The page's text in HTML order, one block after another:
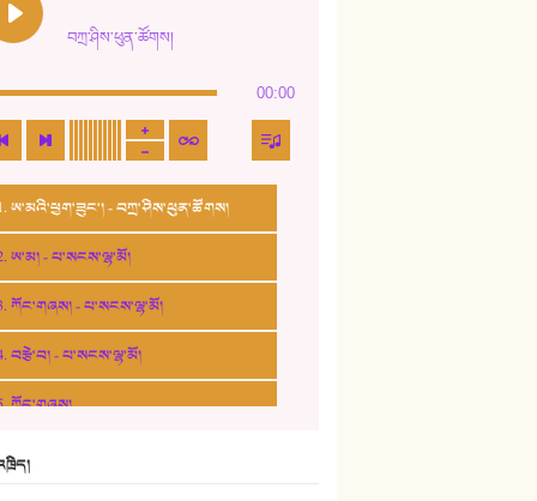
བཀྲ་ཤིས་ཕུན་ཚོགས།
00:00
ཨ་མའི་ཕྱག་ཟུང་། - བཀྲ་ཤིས་ཕུན་ཚོགས།
ཨ་མ། - པ་སངས་ལྷ་མོ།
ཀོང་གཞས། - པ་སངས་ལྷ་མོ།
བརྩེ་བ། - པ་སངས་ལྷ་མོ།
ཀོང་གཞས།
ཆོལ་གསུམ་བྲོ་གཞས། - སྒྲོན་གསལ།